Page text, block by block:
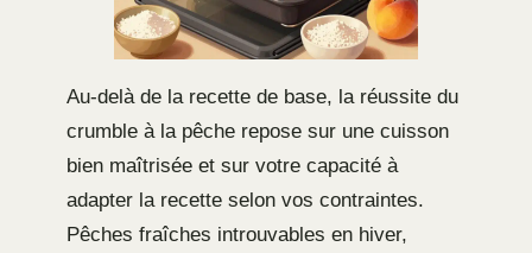
Au-delà de la recette de base, la réussite du
crumble à la pêche repose sur une cuisson
bien maîtrisée et sur votre capacité à
adapter la recette selon vos contraintes.
Pêches fraîches introuvables en hiver,